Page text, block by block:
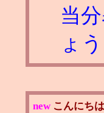
当
ょ
new こんにち